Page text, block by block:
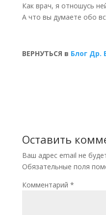
Как врач, я отношусь
А что вы думаете обо
ВЕРНУТЬСЯ в Блог Др.
Оставить
Ваш адрес email не
Обязательные поля
Комментарий *